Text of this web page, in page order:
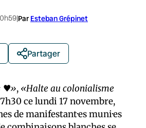
|Par Esteban Grépinet
Partager
♥», «Halte au colonialisme
ce lundi 17 novembre,
de manifestant·es muni·es